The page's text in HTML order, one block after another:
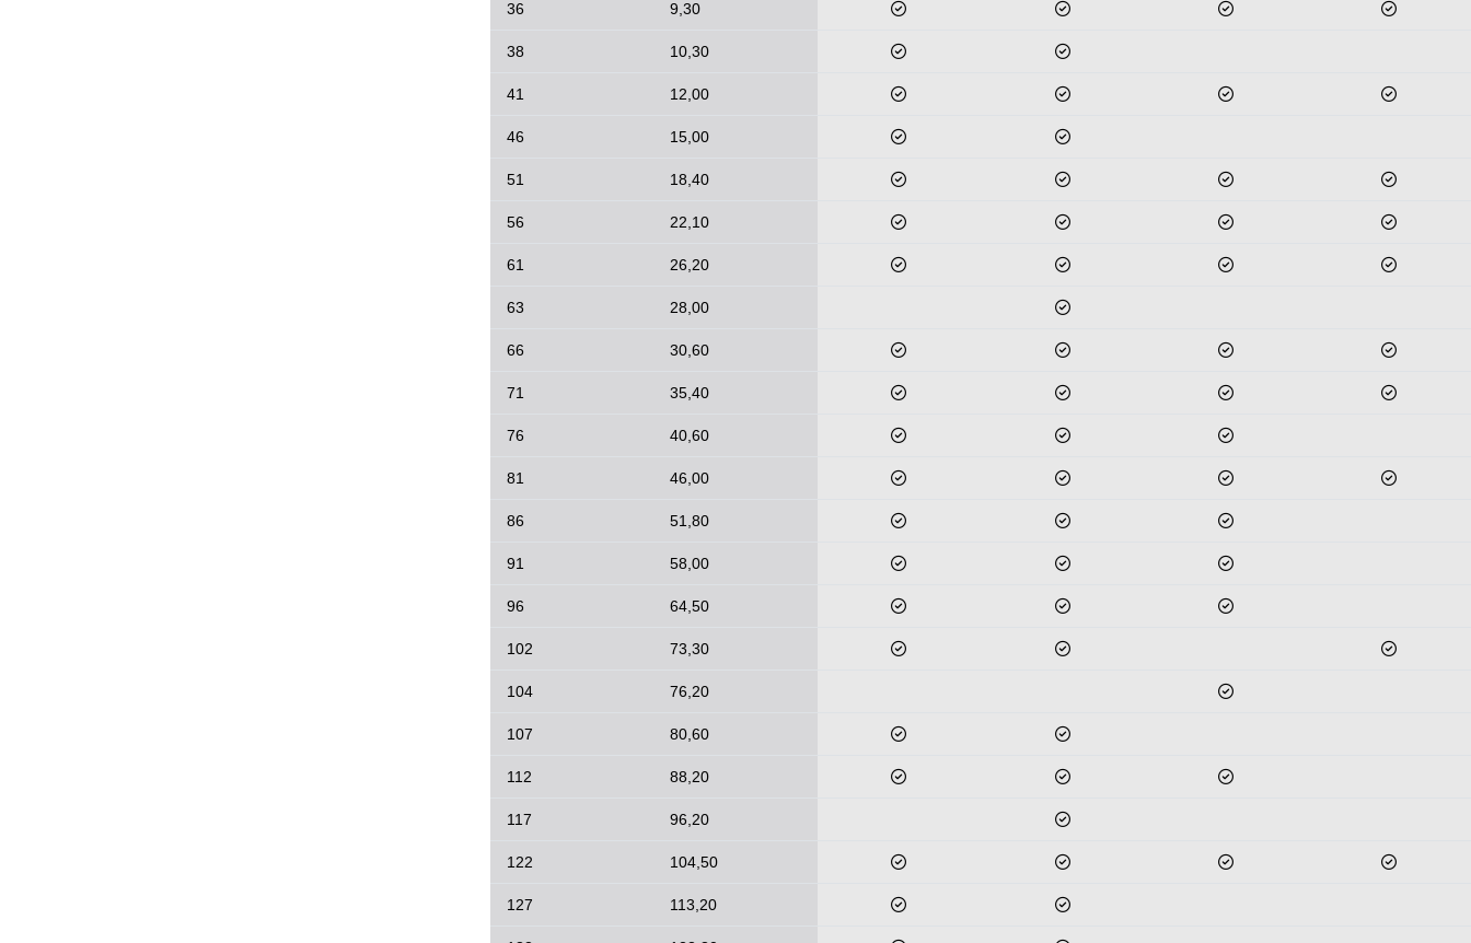
36 9,30
38 10,30
41 12,00
46 15,00
51 18,40
56 22,10
61 26,20
63 28,00
66 30,60
71 35,40
76 40,60
81 46,00
86 51,80
91 58,00
96 64,50
102 73,30
104 76,20
107 80,60
112 88,20
117 96,20
122 104,50
127 113,20